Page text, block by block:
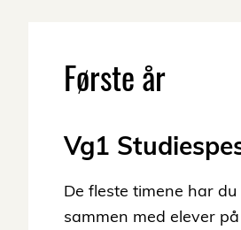
Første år
Vg1
De fleste timene har
sammen med elever